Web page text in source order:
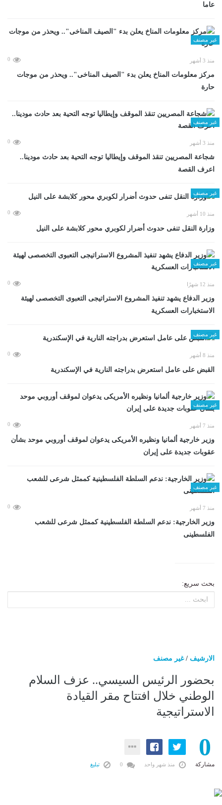
عاما
غير مصنف
منذ 3 أشهر 0
مركز معلومات المناخ يعلن بدء "الصيف المناخى".. ويحذر من موجات
حارة
غير مصنف
منذ 3 أشهر 0
شجاعة المصريين تنقذ الموقف وإيطاليا توجه التحية بعد حادث مودينا..
اعرف القصة
غير مصنف
منذ 10 أشهر 0
وزارة النقل تنفى حدوث أضرار لكوبري محور كلابشة على النيل
غير مصنف
منذ 12 شهرًا 0
وزير الدفاع يشهد تنفيذ المشروع الاستراتيجى التعبوى التخصصى لهيئة
الاستخبارات العسكرية
غير مصنف
منذ 8 أشهر 0
القبض على عامل استعرض بدراجته النارية في الإسكندرية
غير مصنف
منذ 7 أشهر 0
وزير خارجية ألمانيا ونظيره الأمريكى يدعوان لموقف أوروبي موحد بشأن
عقوبات جديدة على إيران
غير مصنف
منذ 7 أشهر 0
وزير الخارجية: ندعم السلطة الفلسطينية كممثل شرعى للشعب
الفلسطينى
بحث سريع:
الارشيف /غير مصنف
بحضور الرئيس السيسي.. عزف السلام
الوطني خلال افتتاح مقر القيادة
الاستراتيجية
0
مشاركة منذ شهر واحد تبليغ